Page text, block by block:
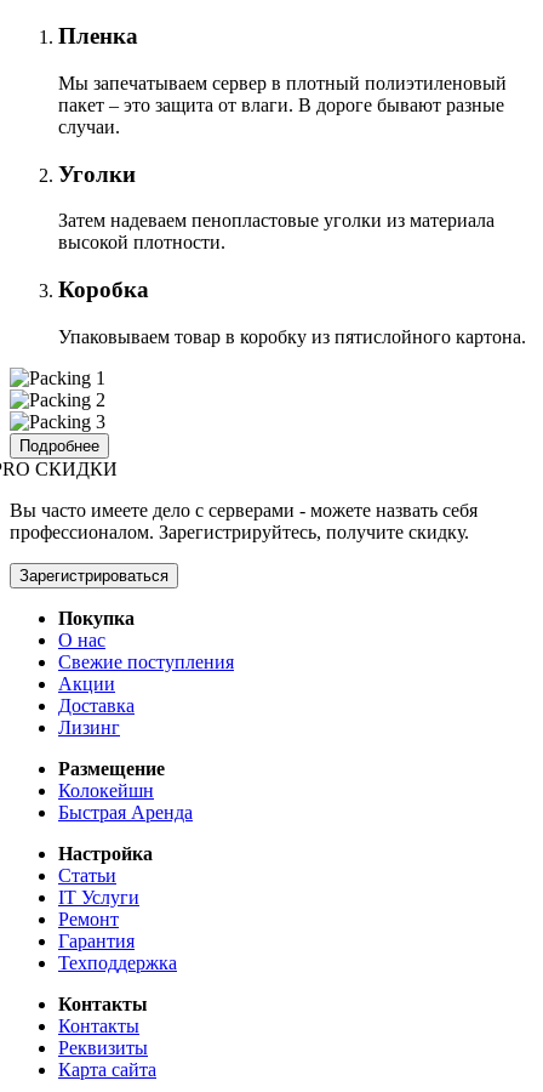
Пленка
Мы запечатываем сервер в плотный полиэтиленовый
пакет – это защита от влаги. В дороге бывают разные
случаи.
Уголки
Затем надеваем пенопластовые уголки из материала
высокой плотности.
Коробка
Упаковываем товар в коробку из пятислойного картона.
Подробнее
СКИДКИ
Вы часто имеете дело с серверами - можете назвать себя
профессионалом. Зарегистрируйтесь, получите скидку.
Зарегистрироваться
Покупка
О нас
Свежие поступления
Акции
Доставка
Лизинг
Размещение
Колокейшн
Быстрая Аренда
Настройка
Статьи
IT Услуги
Ремонт
Гарантия
Техподдержка
Контакты
Контакты
Реквизиты
Карта сайта